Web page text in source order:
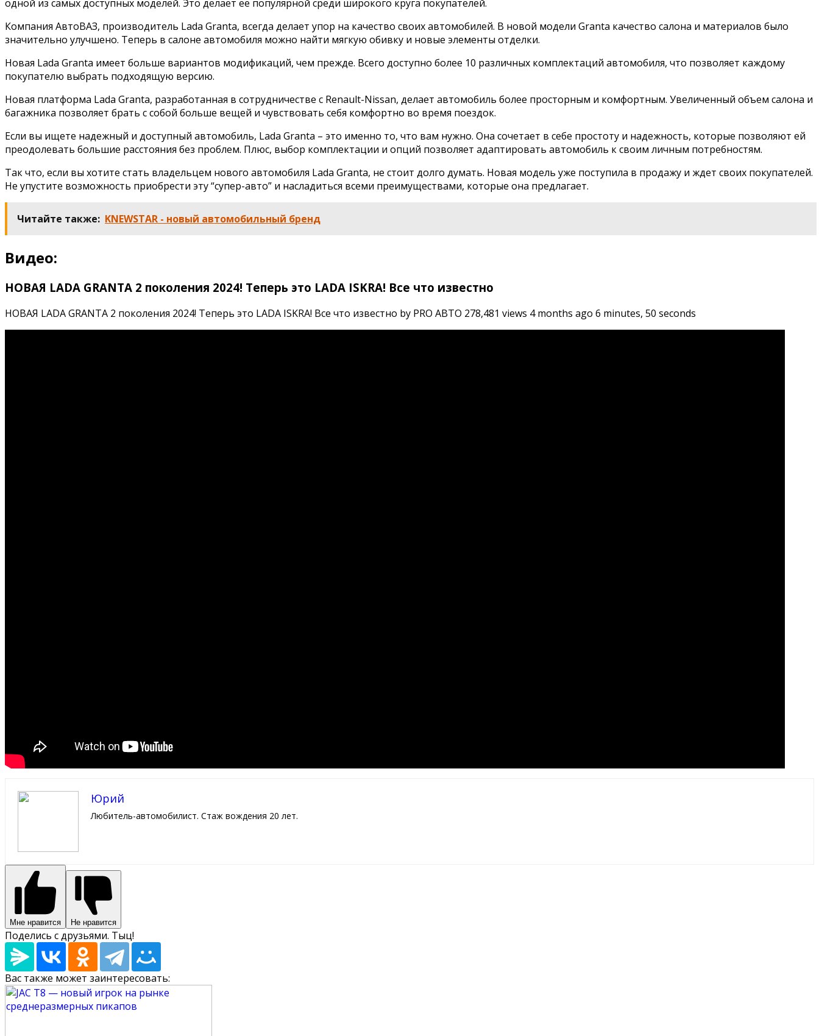
одной из самых доступных моделей. Это делает ее популярной среди широкого круга покупателей.
Компания АвтоВАЗ, производитель Lada Granta, всегда делает упор на качество своих автомобилей. В новой модели Granta качество салона и материалов было
значительно улучшено. Теперь в салоне автомобиля можно найти мягкую обивку и новые элементы отделки.
Новая Lada Granta имеет больше вариантов модификаций, чем прежде. Всего доступно более 10 различных комплектаций автомобиля, что позволяет каждому
покупателю выбрать подходящую версию.
Новая платформа Lada Granta, разработанная в сотрудничестве с Renault-Nissan, делает автомобиль более просторным и комфортным. Увеличенный объем салона и
багажника позволяет брать с собой больше вещей и чувствовать себя комфортно во время поездок.
Если вы ищете надежный и доступный автомобиль, Lada Granta – это именно то, что вам нужно. Она сочетает в себе простоту и надежность, которые позволяют ей
преодолевать большие расстояния без проблем. Плюс, выбор комплектации и опций позволяет адаптировать автомобиль к своим личным потребностям.
Так что, если вы хотите стать владельцем нового автомобиля Lada Granta, не стоит долго думать. Новая модель уже поступила в продажу и ждет своих покупателей.
Не упустите возможность приобрести эту “супер-авто” и насладиться всеми преимуществами, которые она предлагает.
Читайте также: KNEWSTAR - новый автомобильный бренд
Видео:
НОВАЯ LADA GRANTA 2 поколения 2024! Теперь это LADA ISKRA! Все что известно
НОВАЯ LADA GRANTA 2 поколения 2024! Теперь это LADA ISKRA! Все что известно by PRO АВТО 278,481 views 4 months ago 6 minutes, 50 seconds
Юрий
Любитель-автомобилист. Стаж вождения 20 лет.
Мне нравится Не нравится
Поделись с друзьями. Тыц!
Вас также может заинтересовать: